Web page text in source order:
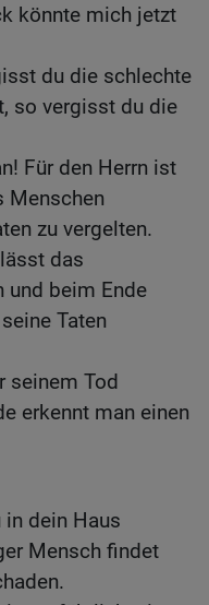
könnte mich jetzt
du die schlechte
so vergisst du die
Für den Herrn ist
Menschen
zu vergelten.
das
und beim Ende
Taten
seinem Tod
erkennt man einen
in dein Haus
Mensch findet